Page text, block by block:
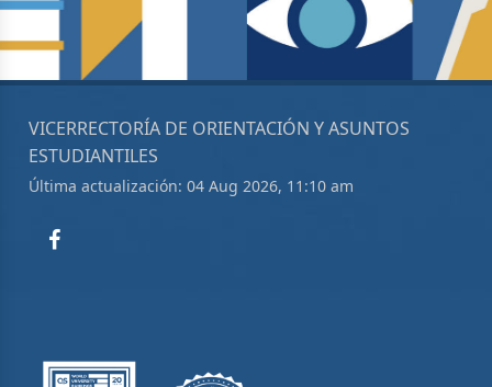
VICERRECTORÍA DE ORIENTACIÓN Y ASUNTOS
ESTUDIANTILES
Última actualización: 04 Aug 2026, 11:10 am